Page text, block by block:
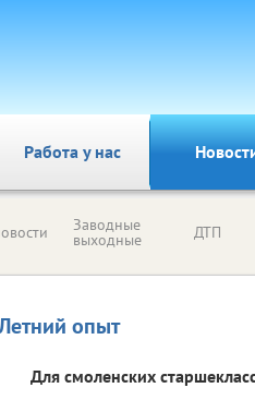
Работа у нас
Заводные
выходные ДТП
опыт
Для смоленских